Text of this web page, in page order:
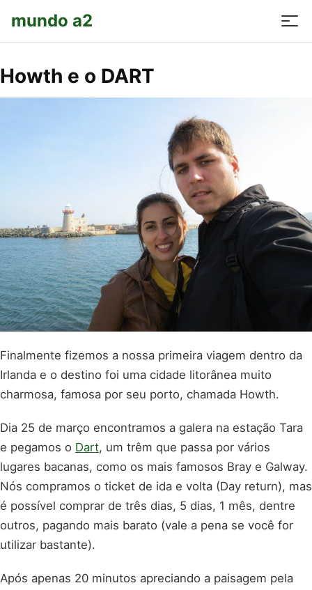
mundo a2
Howth e o DART
Finalmente fizemos a nossa primeira viagem dentro da
Irlanda e o destino foi uma cidade litorânea muito
charmosa, famosa por seu porto, chamada Howth.
Dia 25 de março encontramos a galera na estação Tara
e pegamos o Dart, um trêm que passa por vários
lugares bacanas, como os mais famosos Bray e Galway.
Nós compramos o ticket de ida e volta (Day return), mas
é possível comprar de três dias, 5 dias, 1 mês, dentre
outros, pagando mais barato (vale a pena se você for
utilizar bastante).
Após apenas 20 minutos apreciando a paisagem pela